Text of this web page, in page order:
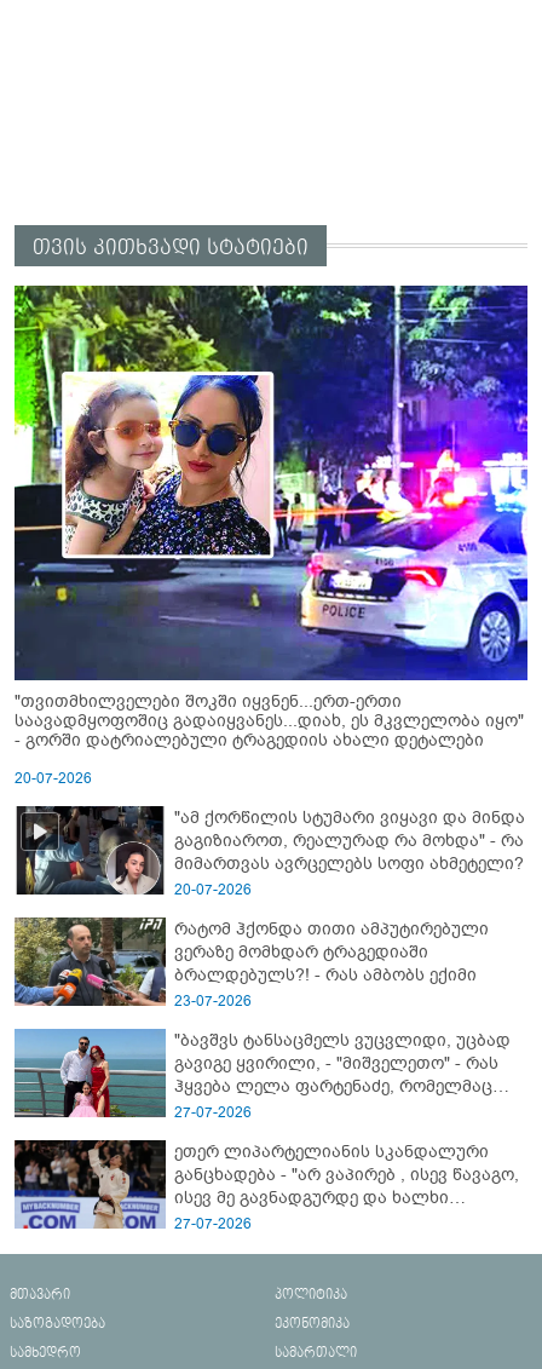
თვის კითხვადი სტატიები
"თვითმხილველები შოკში იყვნენ...ერთ-ერთი
საავადმყოფოშიც გადაიყვანეს...დიახ, ეს მკვლელობა იყო"
- გორში დატრიალებული ტრაგედიის ახალი დეტალები
20-07-2026
"ამ ქორწილის სტუმარი ვიყავი და მინდა
გაგიზიაროთ, რეალურად რა მოხდა" - რა
მიმართვას ავრცელებს სოფი ახმეტელი?
20-07-2026
რატომ ჰქონდა თითი ამპუტირებული
ვერაზე მომხდარ ტრაგედიაში
ბრალდებულს?! - რას ამბობს ექიმი
23-07-2026
"ბავშვს ტანსაცმელს ვუცვლიდი, უცბად
გავიგე ყვირილი, - "მიშველეთო" - რას
ჰყვება ლელა ფარტენაძე, რომელმაც
ბათუმში 16 წლის ბიჭი ზღვაში
27-07-2026
ეთერ ლიპარტელიანის სკანდალური
განცხადება - "არ ვაპირებ , ისევ წავაგო,
ისევ მე გავნადგურდე და ხალხი
მშვიდად იყოს, თავის სკამებს
27-07-2026
მთავარი
პოლიტიკა
საზოგადოება
ეკონომიკა
სამხედრო
სამართალი